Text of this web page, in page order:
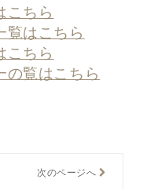
こちら
覧はこちら
こちら
覧はこちら
次のページへ